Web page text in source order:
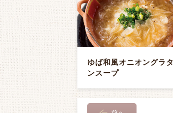
ゆば和風オニオングラタ
ンスープ